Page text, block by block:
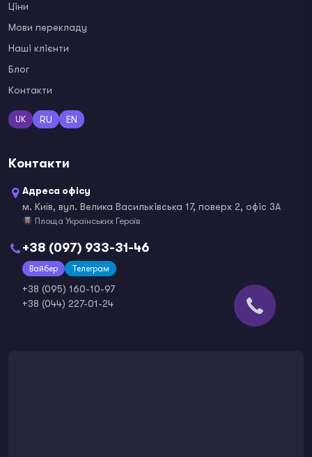
Ціни
Мови перекладу
Наші клієнти
Блог
Контакти
UK RU EN
Контакти
Адреса офісу
м. Київ, вул. Велика Васильківська 17, поверх 2, офіс 3А
Площа Українських Героїв
+38 (097) 933-31-46
Вайбер Телеграм
+38 (095) 160-10-97
+38 (044) 227-01-24